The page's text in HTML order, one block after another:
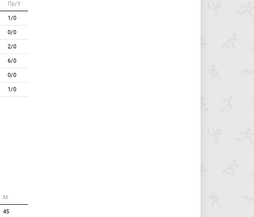
Пр/У
1/0
0/0
2/0
6/0
0/0
1/0
М
45